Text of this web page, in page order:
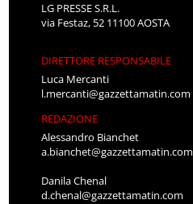
LG PRESSE S.R.L.
via Festaz, 52 11100 AOSTA
DIRETTORE RESPONSABILE
Luca Mercanti
l.mercanti@gazzettamatin.com
REDAZIONE
Alessandro Bianchet
a.bianchet@gazzettamatin.com
Danila Chenal
d.chenal@gazzettamatin.com